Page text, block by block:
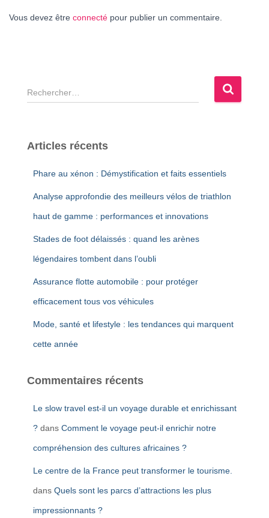
Vous devez être connecté pour publier un commentaire.
R
e
e
Articles récents
Phare au xénon : Démystification et faits essentiels
Analyse approfondie des meilleurs vélos de triathlon
haut de gamme : performances et innovations
Stades de foot délaissés : quand les arènes
légendaires tombent dans l’oubli
Assurance flotte automobile : pour protéger
efficacement tous vos véhicules
Mode, santé et lifestyle : les tendances qui marquent
cette année
Commentaires récents
Le slow travel est-il un voyage durable et enrichissant
? dans Comment le voyage peut-il enrichir notre
compréhension des cultures africaines ?
Le centre de la France peut transformer le tourisme.
dans Quels sont les parcs d’attractions les plus
impressionnants ?